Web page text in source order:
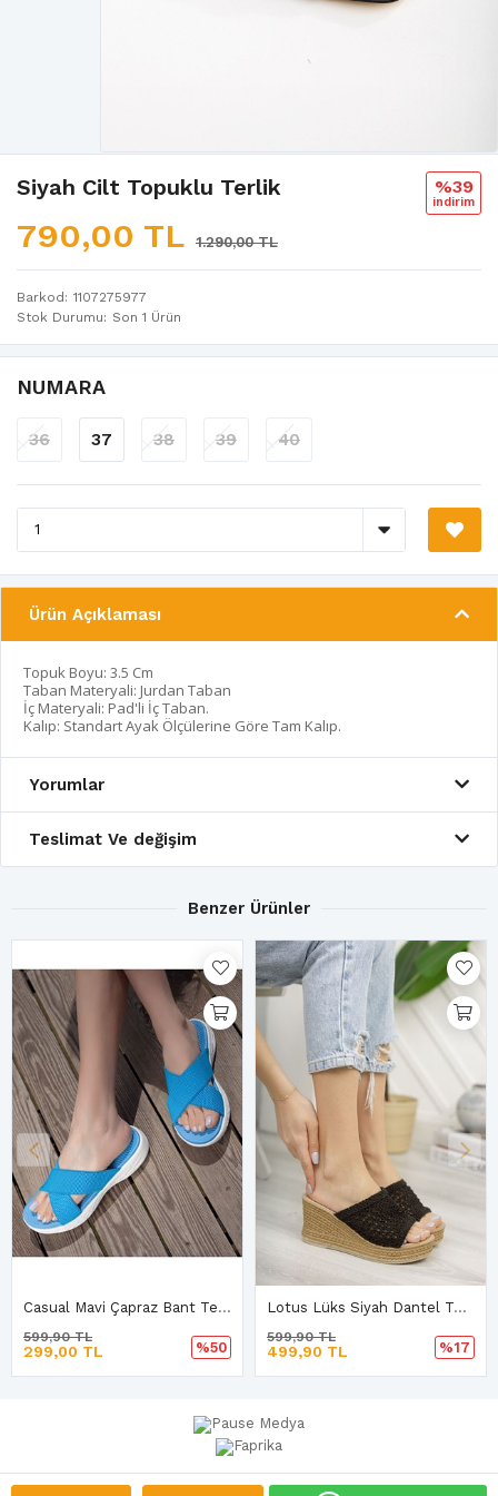
Siyah Cilt Topuklu Terlik
790,00 TL 1.290,00 TL
%39
i̇ndi̇ri̇m
Barkod
1107275977
Stok Durumu
Son 1 Ürün
NUMARA
36 37 38 39 40
Ürün Açıklaması
Topuk Boyu: 3.5 Cm
Taban Materyali: Jurdan Taban
İç Materyali: Pad'li İç Taban.
Kalıp: Standart Ayak Ölçülerine Göre Tam Kalıp.
Yorumlar
Teslimat Ve değişim
Benzer Ürünler
Casual Mavi Çapraz Bant Terlik B-2
299,00 TL
599,90 TL
%50
Lotus Lüks Siyah Dantel Terlik C-3
499,90 TL
599,90 TL
%17